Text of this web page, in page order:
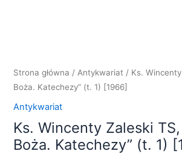
Strona główna / Antykwariat / Ks.
Boża. Katechezy” (t. 1) [1966]
Antykwariat
Ks. Wincenty Zaleski TS,
Boża. Katechezy” (t. 1)